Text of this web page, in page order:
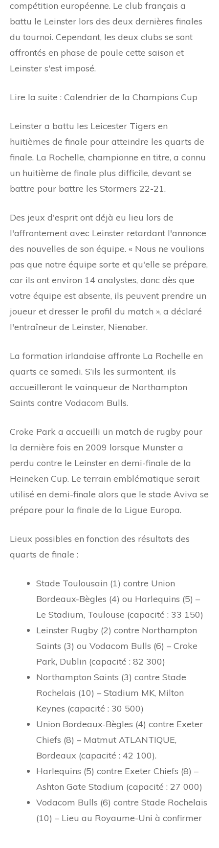
compétition européenne. Le club français a
battu le Leinster lors des deux dernières finales
du tournoi. Cependant, les deux clubs se sont
affrontés en phase de poule cette saison et
Leinster s'est imposé.
Lire la suite : Calendrier de la Champions Cup
Leinster a battu les Leicester Tigers en
huitièmes de finale pour atteindre les quarts de
finale. La Rochelle, championne en titre, a connu
un huitième de finale plus difficile, devant se
battre pour battre les Stormers 22-21.
Des jeux d'esprit ont déjà eu lieu lors de
l'affrontement avec Leinster retardant l'annonce
des nouvelles de son équipe. « Nous ne voulions
pas que notre équipe sorte et qu'elle se prépare,
car ils ont environ 14 analystes, donc dès que
votre équipe est absente, ils peuvent prendre un
joueur et dresser le profil du match », a déclaré
l'entraîneur de Leinster, Nienaber.
La formation irlandaise affronte La Rochelle en
quarts ce samedi. S’ils les surmontent, ils
accueilleront le vainqueur de Northampton
Saints contre Vodacom Bulls.
Croke Park a accueilli un match de rugby pour
la dernière fois en 2009 lorsque Munster a
perdu contre le Leinster en demi-finale de la
Heineken Cup. Le terrain emblématique serait
utilisé en demi-finale alors que le stade Aviva se
prépare pour la finale de la Ligue Europa.
Lieux possibles en fonction des résultats des
quarts de finale :
Stade Toulousain (1) contre Union
Bordeaux-Bègles (4) ou Harlequins (5) –
Le Stadium, Toulouse (capacité : 33 150)
Leinster Rugby (2) contre Northampton
Saints (3) ou Vodacom Bulls (6) – Croke
Park, Dublin (capacité : 82 300)
Northampton Saints (3) contre Stade
Rochelais (10) – Stadium MK, Milton
Keynes (capacité : 30 500)
Union Bordeaux-Bègles (4) contre Exeter
Chiefs (8) – Matmut ATLANTIQUE,
Bordeaux (capacité : 42 100).
Harlequins (5) contre Exeter Chiefs (8) –
Ashton Gate Stadium (capacité : 27 000)
Vodacom Bulls (6) contre Stade Rochelais
(10) – Lieu au Royaume-Uni à confirmer